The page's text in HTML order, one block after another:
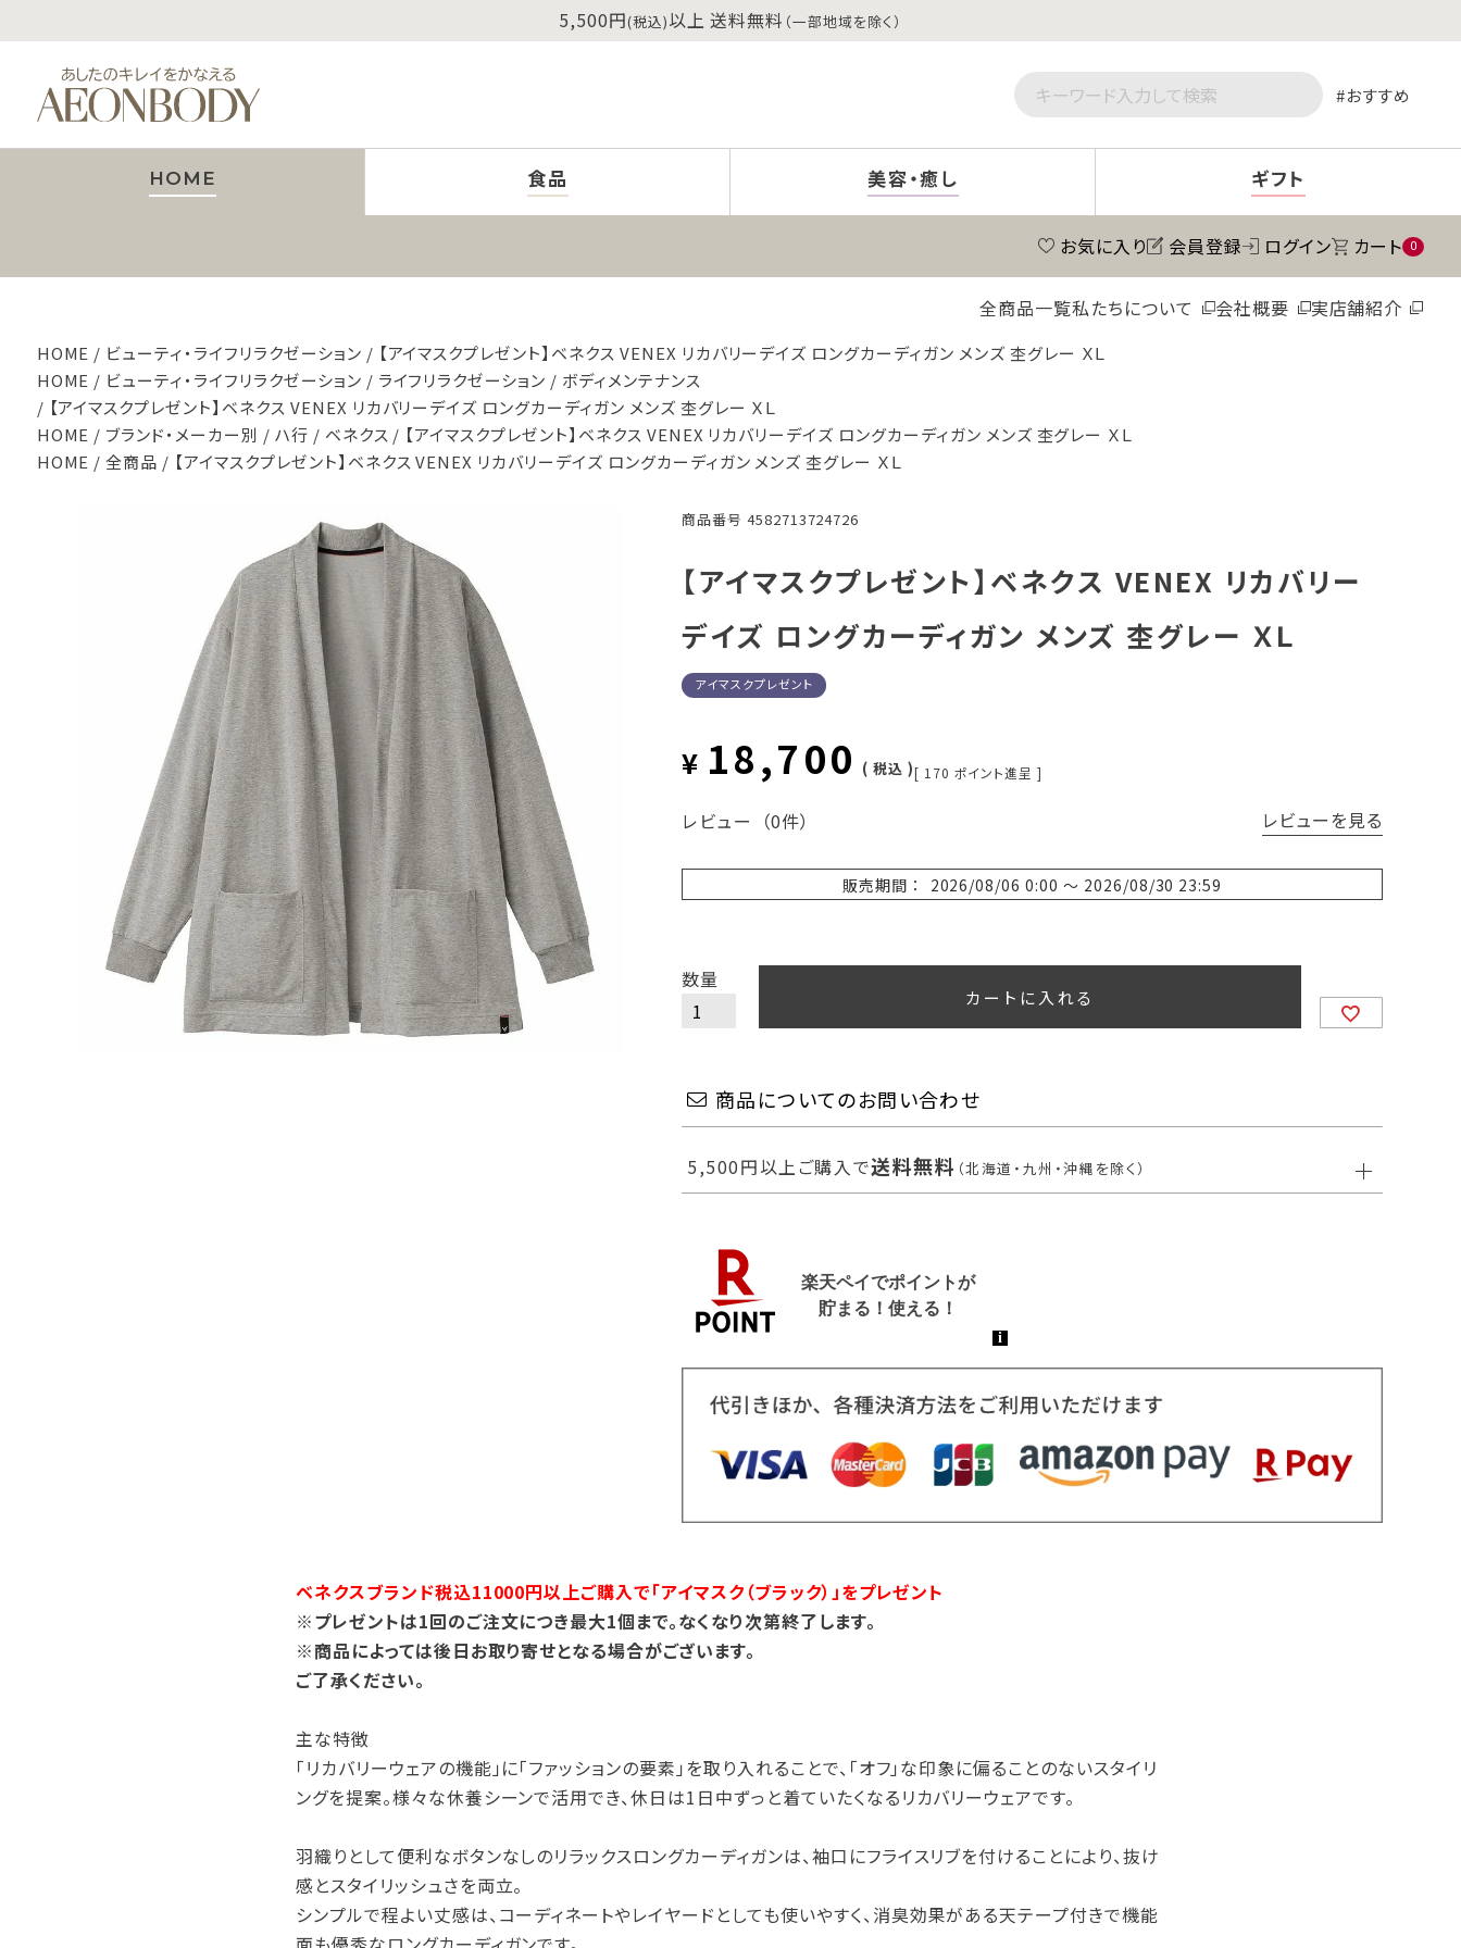
5,500円(税込)以上 送料無料 （一部地域を除く）
おすすめ
HOME 食品 美容・癒し ギフト
お気に入り 会員登録 ログイン カート 0
全商品一覧私たちについて 会社概要 実店舗紹介
HOME ビューティ・ライフリラクゼーション
【アイマスクプレゼント】ベネクス VENEX リカバリーデイズ ロングカーディガン メンズ 杢グレー ＸＬ
HOME
ビューティ・ライフリラクゼーション ライフリラクゼーション
ボディメンテナンス
【アイマスクプレゼント】ベネクス VENEX リカバリーデイズ ロングカーディガン メンズ 杢グレー ＸＬ
HOME
ブランド・メーカー別 ハ行 ベネクス
【アイマスクプレゼント】ベネクス VENEX リカバリーデイズ ロングカーディガン メンズ 杢グレー ＸＬ
HOME
全商品 【アイマスクプレゼント】ベネクス VENEX リカバリーデイズ ロングカーディガン メンズ 杢グレー ＸＬ
商品番号 4582713724726
【アイマスクプレゼント】ベネクス VENEX リカバリー
デイズ ロングカーディガン メンズ 杢グレー ＸＬ
アイマスクプレゼント
¥ 18,700 税込 [ 170 ポイント進呈 ]
レビュー （0件） レビューを見る
販売期間 2026/08/06 0:00 〜 2026/08/30 23:59
カートに入れる
商品についてのお問い合わせ
5,500円以上ご購入で送料無料 （北海道・九州・沖縄を除く）
ベネクスブランド税込11000円以上ご購入で「アイマスク（ブラック）」をプレゼント
※プレゼントは1回のご注文につき最大1個まで。なくなり次第終了します。
※商品によっては後日お取り寄せとなる場合がございます。
ご了承ください。
主な特徴
「リカバリーウェアの機能」に「ファッションの要素」を取り入れることで、「オフ」な印象に偏ることのないスタイリ
ングを提案。様々な休養シーンで活用でき、休日は1日中ずっと着ていたくなるリカバリーウェアです。
羽織りとして便利なボタンなしのリラックスロングカーディガンは、袖口にフライスリブを付けることにより、抜け
感とスタイリッシュさを両立。
シンプルで程よい丈感は、コーディネートやレイヤードとしても使いやすく、消臭効果がある天テープ付きで機能